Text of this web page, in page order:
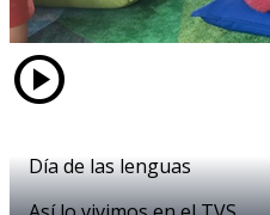
play_circle
Día de las lenguas